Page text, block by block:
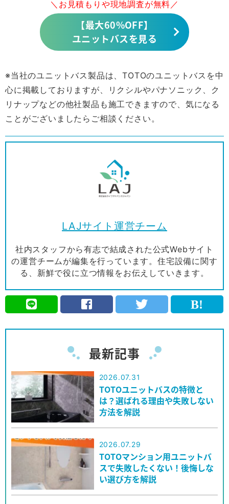
＼お見積もりや現地調査が無料／
【最大60%OFF】
ユニットバスを見る
※当社のユニットバス製品は、TOTOのユニットバスを中
心に掲載しておりますが、リクシルやパナソニック、ク
リナップなどの他社製品も施工できますので、気になる
ことがございましたらご相談ください。
LAJサイト運営チーム
社内スタッフから有志で結成された公式Webサイト
の運営チームが編集を行っています。住宅設備に関す
る、新鮮で役に立つ情報をお伝えしていきます。
最新記事
2026.07.31
TOTOユニットバスの特徴と
は？選ばれる理由や失敗しない
方法を解説
2026.07.29
TOTOマンション用ユニットバ
スで失敗したくない！後悔しな
い選び方を解説